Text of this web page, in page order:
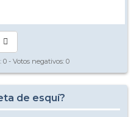
0 - Votos negativos: 0
de esquí?